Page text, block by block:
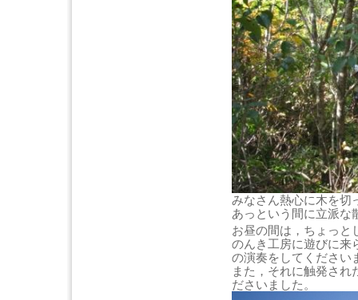
みなさん熱心に木を切
あっという間に立派な
お昼の間は，ちょっと
のんき工房に遊びに来
の演奏をしてください
また，それに触発さ
ださいました。